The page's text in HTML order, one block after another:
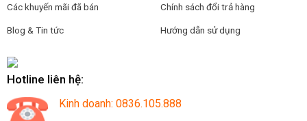
Các khuyến mãi đã bán
Blog & Tin tức
Chính sách đổi trả hàng
Hướng dẫn sử dụng
Hotline liên hệ:
Kinh doanh: 0836.105.888